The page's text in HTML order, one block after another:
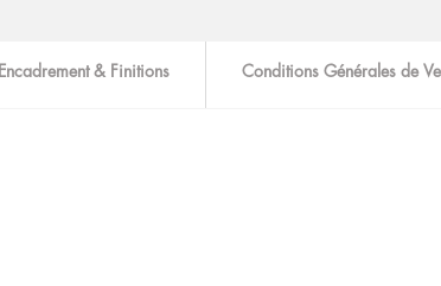
Encadrement & Finitions Conditions Générales de